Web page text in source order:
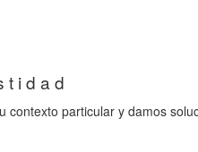
contexto particular y damos